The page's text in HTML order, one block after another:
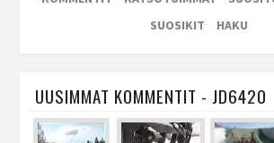
SUOSIKIT
HAKU
UUSIMMAT KOMMENTIT - JD6420